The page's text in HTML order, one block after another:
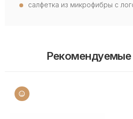
салфетка из микрофибры с
Рекомендуемые